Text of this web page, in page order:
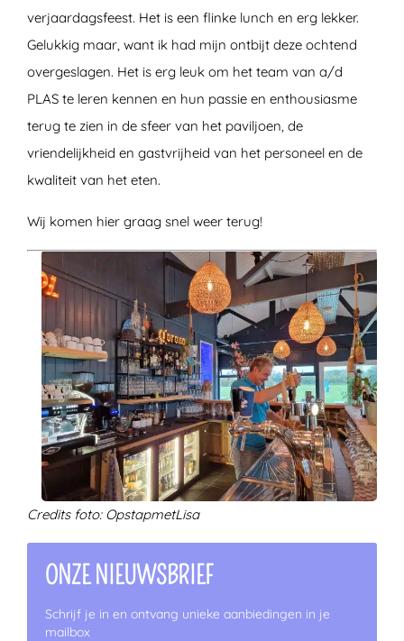
verjaardagsfeest. Het is een flinke lunch en erg lekker.
Gelukkig maar, want ik had mijn ontbijt deze ochtend
overgeslagen. Het is erg leuk om het team van a/d
PLAS te leren kennen en hun passie en enthousiasme
terug te zien in de sfeer van het paviljoen, de
vriendelijkheid en gastvrijheid van het personeel en de
kwaliteit van het eten.
Wij komen hier graag snel weer terug!
Credits foto: OpstapmetLisa
ONZE NIEUWSBRIEF
Schrijf je in en ontvang unieke aanbiedingen in je
mailbox